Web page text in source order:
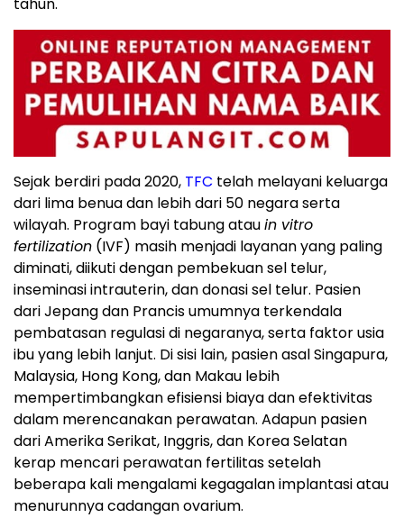
tahun.
Sejak berdiri pada 2020, TFC telah melayani keluarga
dari lima benua dan lebih dari 50 negara serta
wilayah. Program bayi tabung atauin vitro
fertilization (IVF) masih menjadi layanan yang paling
diminati, diikuti dengan pembekuan sel telur,
inseminasi intrauterin, dan donasi sel telur. Pasien
dari Jepang dan Prancis umumnya terkendala
pembatasan regulasi di negaranya, serta faktor usia
ibu yang lebih lanjut. Di sisi lain, pasien asal Singapura,
Malaysia, Hong Kong, dan Makau lebih
mempertimbangkan efisiensi biaya dan efektivitas
dalam merencanakan perawatan. Adapun pasien
dari Amerika Serikat, Inggris, dan Korea Selatan
kerap mencari perawatan fertilitas setelah
beberapa kali mengalami kegagalan implantasi atau
menurunnya cadangan ovarium.